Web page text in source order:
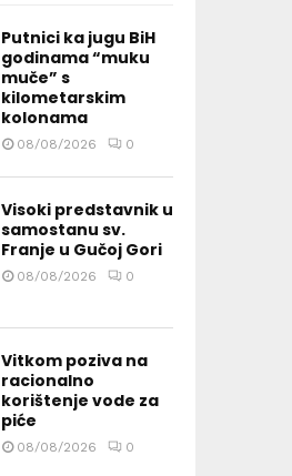
Putnici ka jugu BiH
godinama “muku
muče” s
kilometarskim
kolonama
08/08/2026 0
Visoki predstavnik u
samostanu sv.
Franje u Gučoj Gori
08/08/2026 0
Vitkom poziva na
racionalno
korištenje vode za
piće
08/08/2026 0